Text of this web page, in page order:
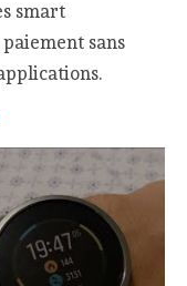
smart
sans